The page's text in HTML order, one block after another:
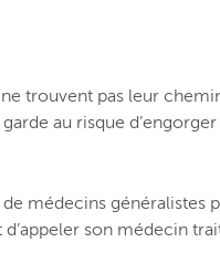
trouvent pas leur
au risque
médecins
son médecin